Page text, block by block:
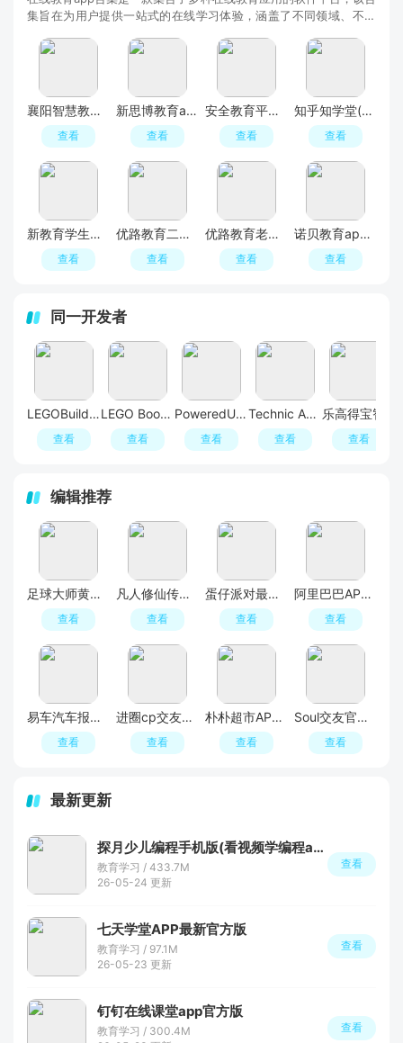
集旨在为用户提供一站式的在线学习体验，涵盖了不同领域、不同
了语言学习、职业技能、兴趣爱好、亲子教育等多个领域，用户可
襄阳智慧教育app安卓版
查看
新思博教育app最新版
查看
安全教育平台2025官方版下载
查看
知乎知学堂(知乎成人职业教育app)
查看
新教育学生端app客户端
查看
优路教育二建题库app2026版
查看
优路教育老师app官方安卓版
查看
诺贝教育app官方版2024
查看
同一开发者
LEGOBuilder乐高拼搭套装软件手机版
查看
LEGO Boost官方软件APP(乐高boost机器人app)
查看
PoweredUp乐高蝙蝠车app
查看
Technic AR乐高机械组增强现实APP手机版
查看 查看
编辑推荐
足球大师黄金一代手游
查看
凡人修仙传人界篇手游2026最新版
查看
蛋仔派对最新版
查看
阿里巴巴APP2026官方版
查看
易车汽车报价APP官方正版
查看
进圈cp交友软件手机版
查看
朴朴超市APP最新版本
查看
Soul交友官方APP最新版
查看
最新更新
探月少儿编程手机版(看视频学编程app)
教育学习 / 433.7M
26-05-24 更新
查看
七天学堂APP最新官方版
教育学习 / 97.1M
26-05-23 更新
查看
钉钉在线课堂app官方版
教育学习 / 300.4M
查看